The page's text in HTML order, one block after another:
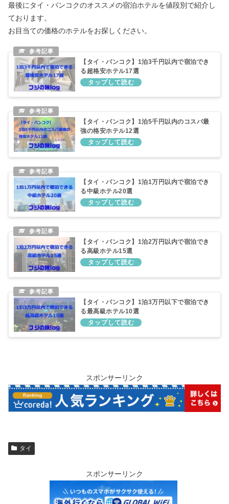
最後にタイ・バンコクのオススメの宿泊ホテルを値段別で紹介し
ております。
お目当ての価格のホテルをお探しください。
【タイ・バンコク】1泊3千円以内で宿泊でき
る超格安ホテル17選
【タイ・バンコク】1泊5千円以内のコスパ最
強の格安ホテル12選
【タイ・バンコク】1泊1万円以内で宿泊でき
る中級ホテル20選
【タイ・バンコク】1泊2万円以内で宿泊でき
る高級ホテル15選
【タイ・バンコク】1泊3万円以下で宿泊でき
る最高級ホテル10選
スポンサーリンク
タイ
スポンサーリンク